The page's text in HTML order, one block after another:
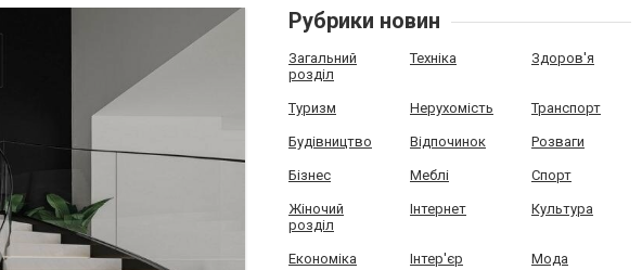
Рубрики новин
Загальний
розділ
Техніка Здоров'я
Туризм Нерухомість Транспорт
Будівництво Відпочинок Розваги
Бізнес Меблі Спорт
Жіночий
розділ
Інтернет Культура
Економіка Інтер'єр Мода